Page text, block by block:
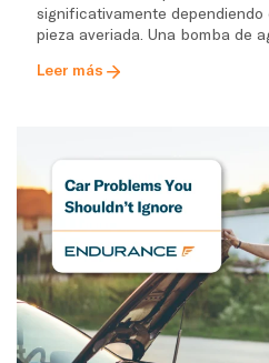
significativamente
pieza averiada. Una bomba de
Leer más